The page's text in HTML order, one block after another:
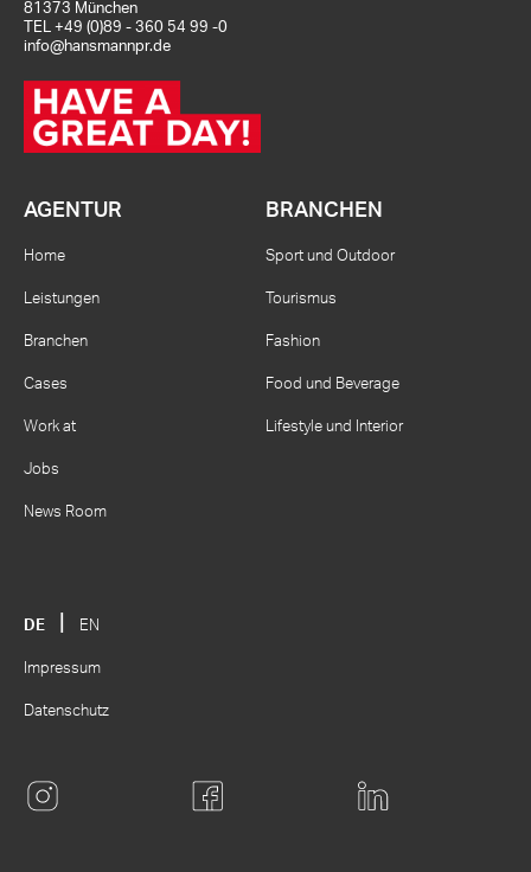
81373 München
TEL +49 (0)89 - 360 54 99 -0
info@hansmannpr.de
AGENTUR
Home
Leistungen
Branchen
Cases
Work at
Jobs
News Room
BRANCHEN
Sport und Outdoor
Tourismus
Fashion
Food und Beverage
Lifestyle und Interior
DE EN
Impressum
Datenschutz